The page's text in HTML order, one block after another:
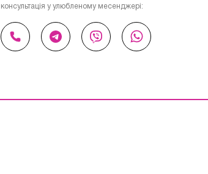
консультація у улюбленому месенджері: